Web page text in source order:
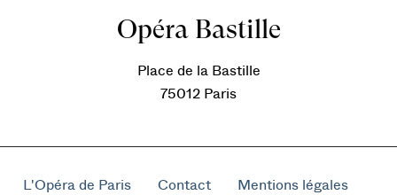
Opéra Bastille
Place de la Bastille
75012 Paris
L'Opéra de Paris Contact Mentions légales